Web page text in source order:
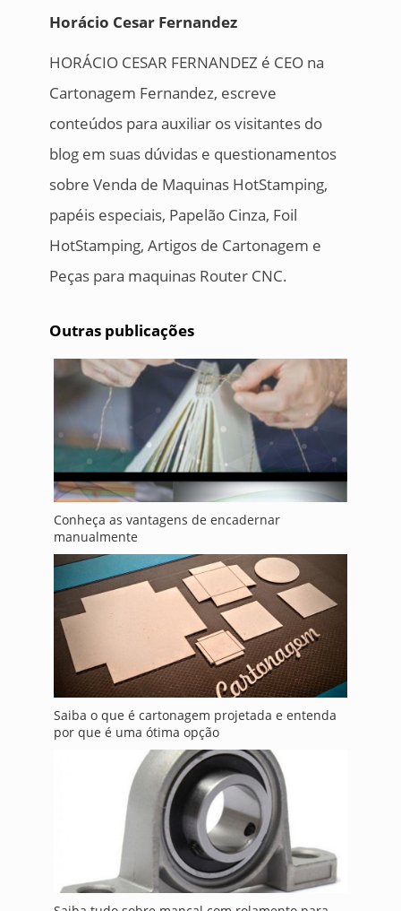
Horácio Cesar Fernandez
HORÁCIO CESAR FERNANDEZ é CEO na
Cartonagem Fernandez, escreve
conteúdos para auxiliar os visitantes do
blog em suas dúvidas e questionamentos
sobre Venda de Maquinas HotStamping,
papéis especiais, Papelão Cinza, Foil
HotStamping, Artigos de Cartonagem e
Peças para maquinas Router CNC.
Outras publicações
Conheça as vantagens de encadernar
manualmente
Saiba o que é cartonagem projetada e entenda
por que é uma ótima opção